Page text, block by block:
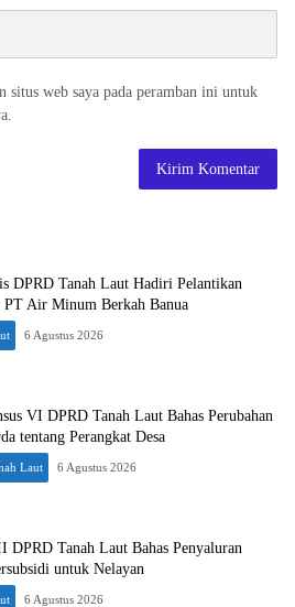
situs web saya pada peramban ini untuk
DPRD Tanah Laut Hadiri Pelantikan
Air Minum Berkah Banua
6 Agustus 2026
VI DPRD Tanah Laut Bahas Perubahan
tentang Perangkat Desa
Laut 6 Agustus 2026
DPRD Tanah Laut Bahas Penyaluran
untuk Nelayan
6 Agustus 2026